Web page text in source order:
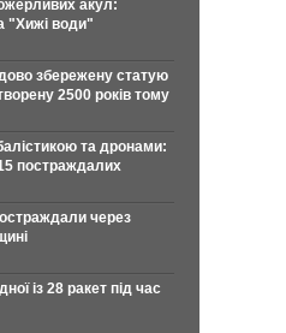
акул:
"Хижі води"
збережену статую
2500 років тому
та дронами:
постраждалих
через
із 28 ракет під час